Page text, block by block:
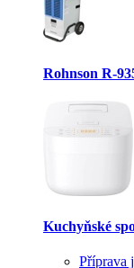
Rohnson R-
Kuchyňské
Příprava